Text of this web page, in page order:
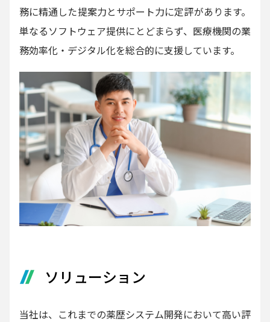
務に精通した提案力とサポート力に定評があります。
単なるソフトウェア提供にとどまらず、医療機関の業
務効率化・デジタル化を総合的に支援しています。
ソリューション
当社は、これまでの薬歴システム開発において高い評